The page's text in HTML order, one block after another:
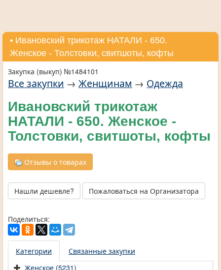
• Ивановский трикотаж НАТАЛИ - 650.
Женское - Толстовки, свитшоты, кофты
Закупка (выкуп) №1484101
Все закупки → Женщинам → Одежда
Ивановский трикотаж
НАТАЛИ - 650. Женское -
Толстовки, свитшоты, кофты
Отзывы о товарах
Нашли дешевле? Пожаловаться на Организатора
Поделиться:
Категории
Связанные закупки
Женское (5231)